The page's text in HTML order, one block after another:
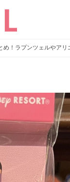
め！ラプンツェルやア